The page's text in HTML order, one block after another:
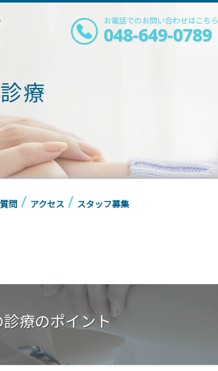
お電話でのお問い合わせはこちら
048-649-0789
療
問 アクセス スタッフ募集
療のポイント